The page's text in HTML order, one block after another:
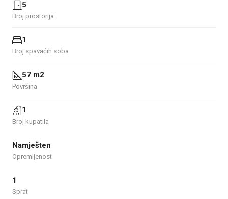
5
Broj prostorija
1
Broj spavaćih soba
57 m2
Površina
1
Broj kupatila
Namješten
Opremljenost
1
Sprat